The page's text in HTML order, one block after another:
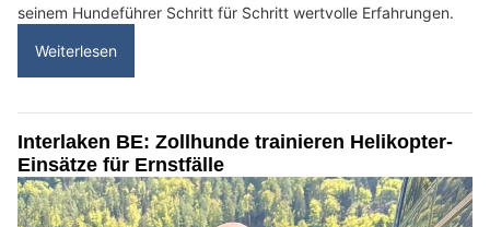
seinem Hundeführer Schritt für Schritt wertvolle Erfahrungen.
Weiterlesen
Interlaken BE: Zollhunde trainieren Helikopter-
Einsätze für Ernstfälle